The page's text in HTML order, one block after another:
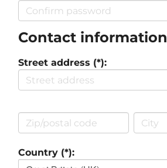
Contact information
Street address (*):
Country (*):